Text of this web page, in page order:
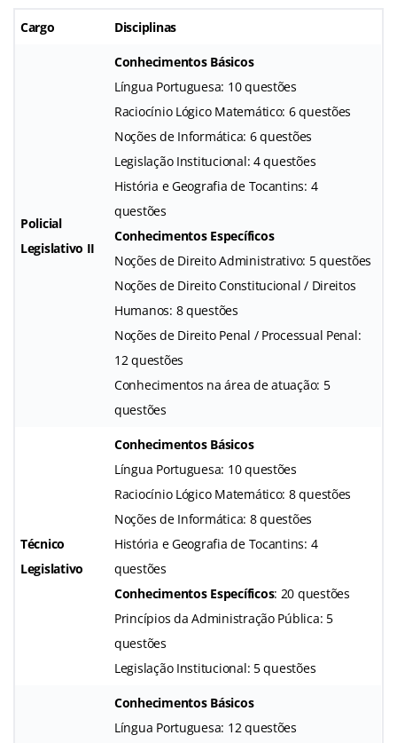
Cargo Disciplinas
Policial
Legislativo II
Conhecimentos Básicos
Língua Portuguesa: 10 questões
Raciocínio Lógico Matemático: 6 questões
Noções de Informática: 6 questões
Legislação Institucional: 4 questões
História e Geografia de Tocantins: 4
questões
Conhecimentos Específicos
Noções de Direito Administrativo: 5 questões
Noções de Direito Constitucional / Direitos
Humanos: 8 questões
Noções de Direito Penal / Processual Penal:
12 questões
Conhecimentos na área de atuação: 5
questões
Técnico
Legislativo
Conhecimentos Básicos
Língua Portuguesa: 10 questões
Raciocínio Lógico Matemático: 8 questões
Noções de Informática: 8 questões
História e Geografia de Tocantins: 4
questões
Conhecimentos Específicos: 20 questões
Princípios da Administração Pública: 5
questões
Legislação Institucional: 5 questões
Conhecimentos Básicos
Língua Portuguesa: 12 questões